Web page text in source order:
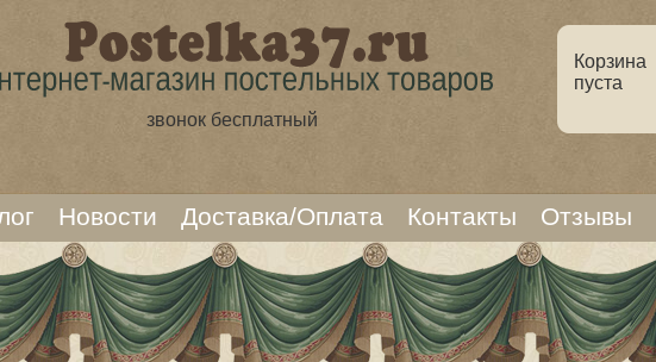
звонок бесплатный
Корзина
пуста
Новости Доставка/Оплата Контакты Отзывы